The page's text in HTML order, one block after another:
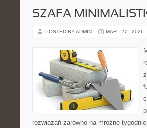
SZAFA
POSTED BY ADMIN MAR - 27 - 2026
rozwiązań zarówno na mroźne